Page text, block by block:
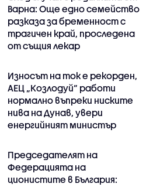
Варна: Още едно семейство
разказа за бременност с
трагичен край, проследена
от същия лекар
Износът на ток е рекорден,
АЕЦ „Козлодуй“ работи
нормално въпреки ниските
нива на Дунав, увери
енергийният министър
Председателят на
Федерацията на
ционистите в България: